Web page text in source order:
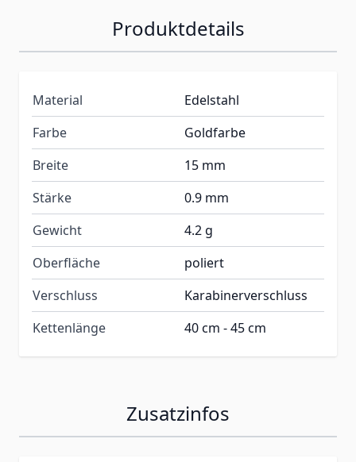
Produktdetails
Material
Edelstahl
Farbe
Goldfarbe
Breite
15 mm
Stärke
0.9 mm
Gewicht
4.2 g
Oberfläche
poliert
Verschluss
Karabinerverschluss
Kettenlänge
40 cm - 45 cm
Zusatzinfos